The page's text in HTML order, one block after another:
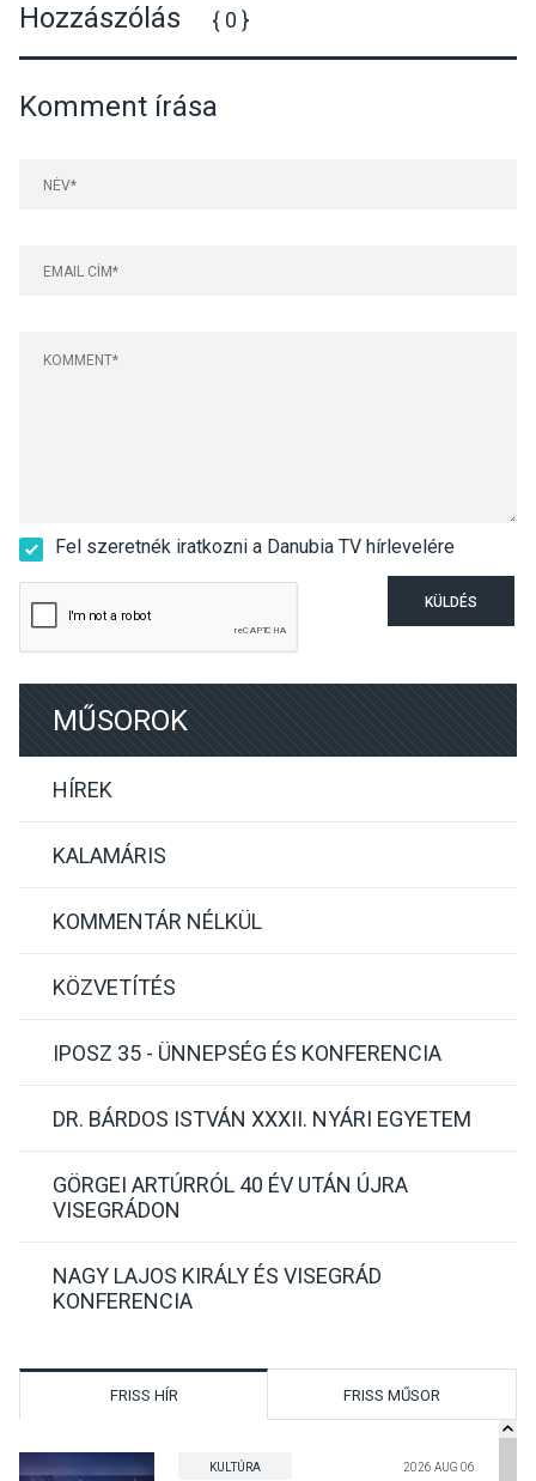
Hozzászólás { 0 }
Komment írása
Fel szeretnék iratkozni a Danubia TV hírlevelére
KÜLDÉS
MŰSOROK
HÍREK
KALAMÁRIS
KOMMENTÁR NÉLKÜL
KÖZVETÍTÉS
IPOSZ 35 - ÜNNEPSÉG ÉS KONFERENCIA
DR. BÁRDOS ISTVÁN XXXII. NYÁRI EGYETEM
GÖRGEI ARTÚRRÓL 40 ÉV UTÁN ÚJRA
VISEGRÁDON
NAGY LAJOS KIRÁLY ÉS VISEGRÁD
KONFERENCIA
FRISS HÍR FRISS MŰSOR
KULTÚRA 2026 AUG 06